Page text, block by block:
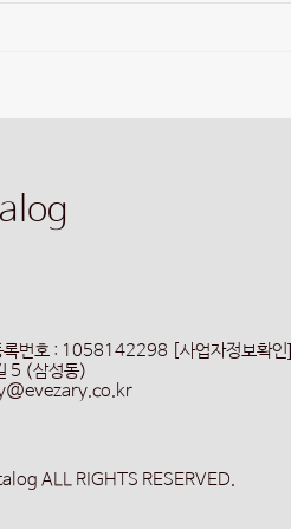
록번호 : 1058142298 [사업자정보확인]
5 (삼성동)
ALL RIGHTS RESERVED.